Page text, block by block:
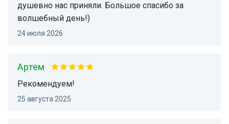
душевно нас приняли. Большое спасибо за
волшебный день!)
24 июля 2026
Артем
Рекомендуем!
25 августа 2025